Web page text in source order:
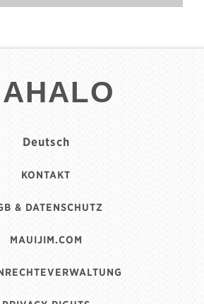
Deutsch
KONTAKT
& DATENSCHUTZ
MAUIJIM.COM